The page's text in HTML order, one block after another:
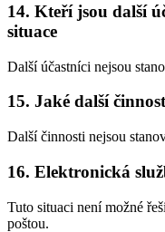
14. Kteří jsou další
situace
Další účastníci nejsou
15. Jaké další
Další činnosti nejsou
16. Elektronická
Tuto situaci není možné
poštou.